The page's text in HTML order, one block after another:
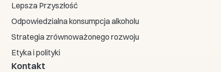
Lepsza Przyszłość
Odpowiedzialna konsumpcja alkoholu
Strategia zrównoważonego rozwoju
Etyka i polityki
Kontakt